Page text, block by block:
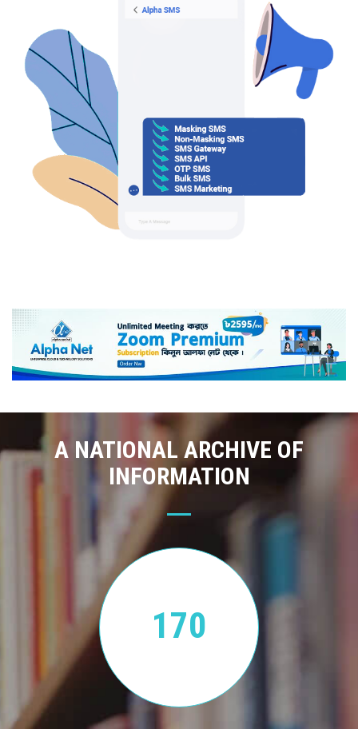
A NATIONAL ARCHIVE OF
INFORMATION
170